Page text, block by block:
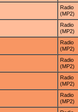
Radio
(MP2)
Radio
(MP2)
Radio
(MP2)
Radio
(MP2)
Radio
(MP2)
Radio
(MP2)